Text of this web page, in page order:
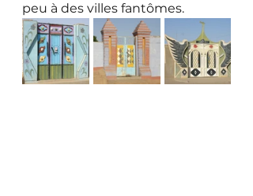
peu à des villes fantômes.